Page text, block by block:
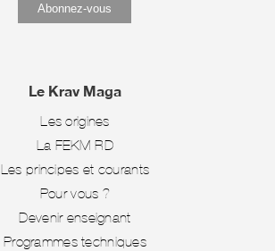
Le Krav Maga
Les origines
La FEKM-RD
Les principes et courants
Pour vous ?
Devenir enseignant
Programmes techniques